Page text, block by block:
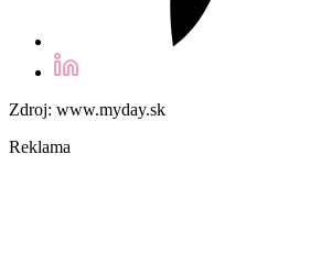
Zdroj: www.myday.sk
Reklama